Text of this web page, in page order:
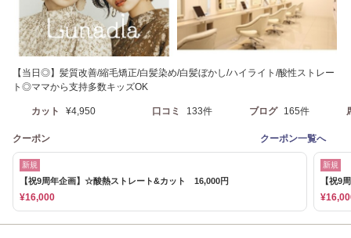
【当日◎】髪質改善/縮毛矯正/白髪染め/白髪ぼかし/ハイライト/酸性ストレー
ト◎ママから支持多数キッズOK
カット ¥4,950 口コミ 133件 ブログ 165件
クーポン クーポン一覧へ
新規
【祝9周年企画】☆酸熱ストレート&カット 16,000円
¥16,000
新規
【祝9